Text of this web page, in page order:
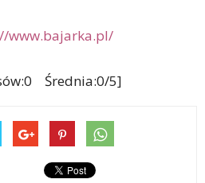
www.bajarka.pl/
Średnia:0/5]